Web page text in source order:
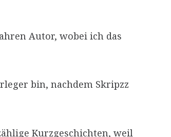
Autor, wobei ich das
bin, nachdem Skripzz
Kurzgeschichten, weil